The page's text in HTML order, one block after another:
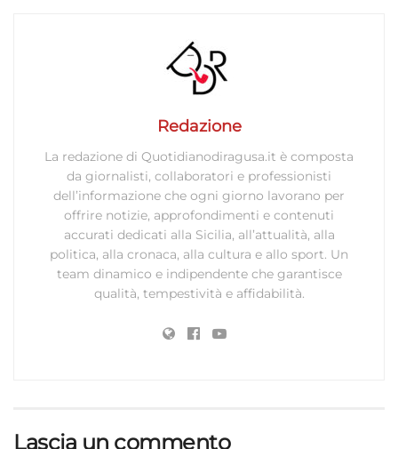
Redazione
La redazione di Quotidianodiragusa.it è composta
da giornalisti, collaboratori e professionisti
dell’informazione che ogni giorno lavorano per
offrire notizie, approfondimenti e contenuti
accurati dedicati alla Sicilia, all’attualità, alla
politica, alla cronaca, alla cultura e allo sport. Un
team dinamico e indipendente che garantisce
qualità, tempestività e affidabilità.
Lascia un commento